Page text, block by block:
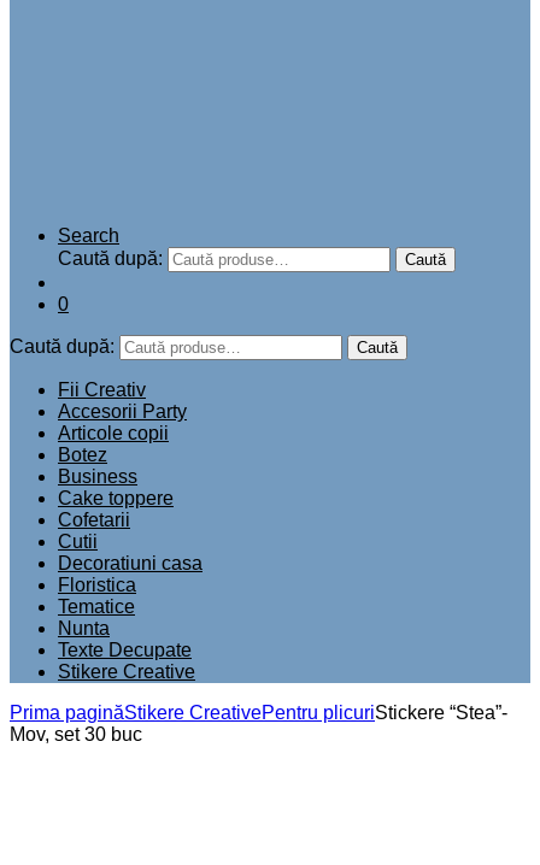
Search
Caută după:
Caută
0
Caută după: Caută
Fii Creativ
Accesorii Party
Articole copii
Botez
Business
Cake toppere
Cofetarii
Cutii
Decoratiuni casa
Floristica
Tematice
Nunta
Texte Decupate
Stikere Creative
Prima paginăStikere CreativePentru plicuriStickere “Stea”-
Mov, set 30 buc